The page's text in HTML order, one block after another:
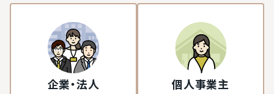
企業・法人 個人事業主